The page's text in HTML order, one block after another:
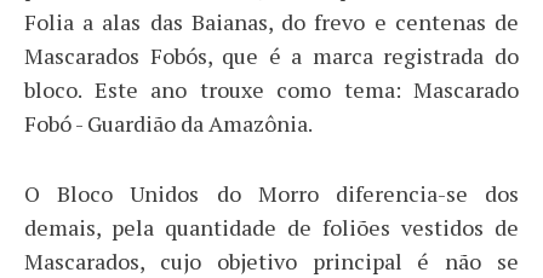
Folia a alas das Baianas, do frevo e centenas de
Mascarados Fobós, que é a marca registrada do
bloco. Este ano trouxe como tema: Mascarado
Fobó - Guardião da Amazônia.
O Bloco Unidos do Morro diferencia-se dos
demais, pela quantidade de foliões vestidos de
Mascarados, cujo objetivo principal é não se